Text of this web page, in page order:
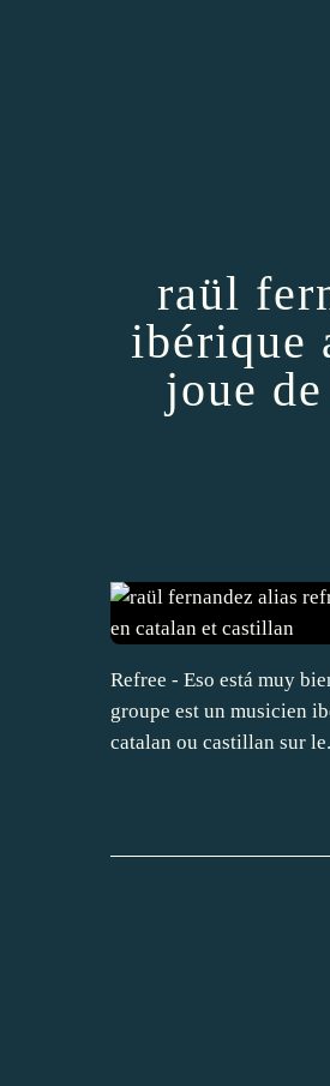
raül
ibérique
joue
Refree - Eso está muy
groupe est un musicien
catalan ou castillan sur